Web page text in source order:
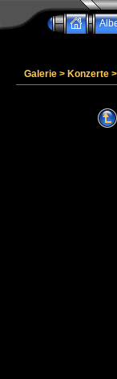
Galerie > Konzerte >